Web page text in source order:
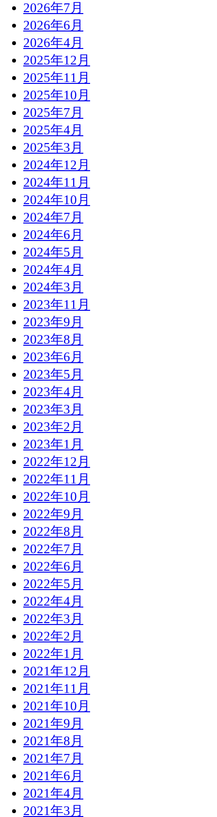
2026年7月
2026年6月
2026年4月
2025年12月
2025年11月
2025年10月
2025年7月
2025年4月
2025年3月
2024年12月
2024年11月
2024年10月
2024年7月
2024年6月
2024年5月
2024年4月
2024年3月
2023年11月
2023年9月
2023年8月
2023年6月
2023年5月
2023年4月
2023年3月
2023年2月
2023年1月
2022年12月
2022年11月
2022年10月
2022年9月
2022年8月
2022年7月
2022年6月
2022年5月
2022年4月
2022年3月
2022年2月
2022年1月
2021年12月
2021年11月
2021年10月
2021年9月
2021年8月
2021年7月
2021年6月
2021年4月
2021年3月